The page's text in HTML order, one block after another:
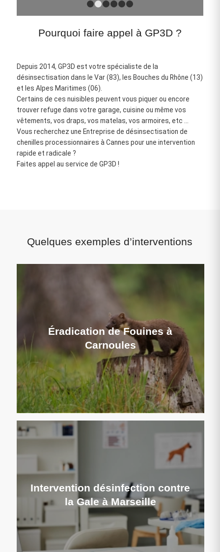
Pourquoi faire appel à GP3D ?
Depuis 2014, GP3D est votre spécialiste de la
désinsectisation dans le Var (83), les Bouches du Rhône (13)
et les Alpes Maritimes (06).
Certains de ces nuisibles peuvent vous piquer ou encore
trouver refuge dans votre garage, cuisine ou même vos
vêtements, vos draps, vos matelas, vos armoires, etc …
Vous recherchez une Entreprise de désinsectisation de
chenilles processionnaires à Cannes pour une intervention
rapide et radicale ?
Faites appel au service de GP3D !
Quelques exemples d’interventions
Éradication de Fouines à
Carnoules
Intervention désinfection contre
la Gale à Marseille